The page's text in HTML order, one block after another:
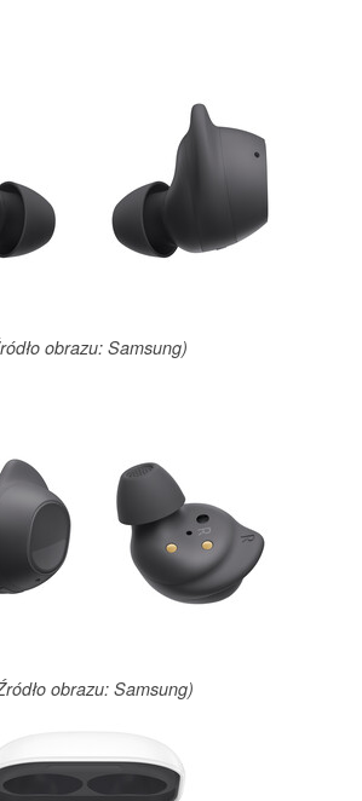
obrazu: Samsung)
obrazu: Samsung)